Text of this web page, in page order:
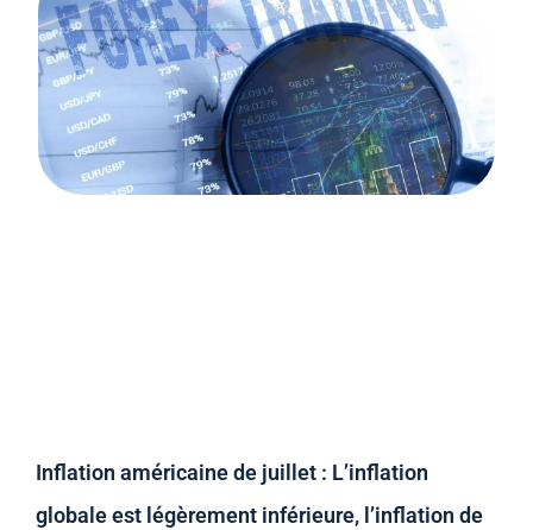
Inflation américaine de juillet : L’inflation
globale est légèrement inférieure, l’inflation de